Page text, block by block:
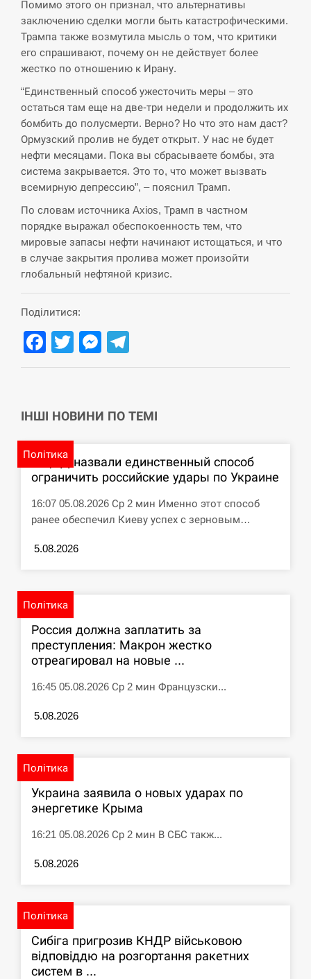
СЕРПЕНЬ
США обсуждают лицензии на Patriot для
Украины, несмотря на сомнения…
СЕРПЕНЬ
12:40
Латвія готова направити до 20 військових для
розблокування Ормузької протоки
СЕРПЕНЬ
12:23
Силы обороны поразили российскую
переправу, склады и другие важные объекты…
СЕРПЕНЬ
12:10
СЕРПЕНЬ
Под огнем “Эпицентр”, ROZETKA и “Новая
СЕРПЕНЬ
11:40
левиці
Россияне ударили “Бардеролями” по Харькову,
Помимо этого он признал, что альтернативы
заключению сделки могли быть катастрофическими.
Трампа также возмутила мысль о том, что критики
его спрашивают, почему он не действует более
жестко по отношению к Ирану.
“Единственный способ ужесточить меры – это
остаться там еще на две-три недели и продолжить их
бомбить до полусмерти. Верно? Но что это нам даст?
Ормузский пролив не будет открыт. У нас не будет
нефти месяцами. Пока вы сбрасываете бомбы, эта
система закрывается. Это то, что может вызвать
всемирную депрессию”, – пояснил Трамп.
По словам источника Axios, Трамп в частном
порядке выражал обеспокоенность тем, что
мировые запасы нефти начинают истощаться, и что
в случае закрытия пролива может произойти
глобальный нефтяной кризис.
Поділитися:
Facebook
TwitterMessenger
ІНШІ НОВИНИ ПО ТЕМІ
Політика
В ЦПД назвали единственный способ
ограничить российские удары по Украине
16:07 05.08.2026 Ср 2 мин Именно этот способ
ранее обеспечил Киеву успех с зерновым…
5.08.2026
Політика
Россия должна заплатить за
преступления: Макрон жестко
отреагировал на новые ...
16:45 05.08.2026 Ср 2 мин Французски...
5.08.2026
Політика
Украина заявила о новых ударах по
энергетике Крыма
16:21 05.08.2026 Ср 2 мин В СБС такж...
5.08.2026
Політика
Сибіга пригрозив КНДР військовою
відповіддю на розгортання ракетних
систем в ...